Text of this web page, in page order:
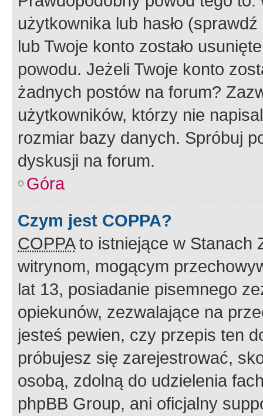
użytkownika lub hasło
lub Twoje konto zostało
powodu. Jeżeli Twoje konto
żadnych postów na forum?
użytkowników, którzy nie
rozmiar bazy danych. Spróbuj
dyskusji na forum.
Góra
Czym jest COPPA?
COPPAto istniejące w Stanach
witrynom, mogącym
lat 13, posiadanie pisemnego
opiekunów, zezwalające na
jesteś pewien, czy przepis ten
próbujesz się zarejestrować,
osobą, zdolną do udzielenia
phpBB Group, ani oficjalny